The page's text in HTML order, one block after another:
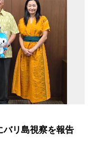
バリ島視察を報告